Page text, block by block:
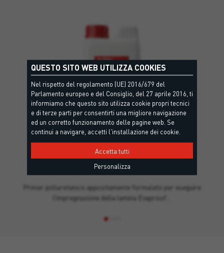
EVAPROOF PRIMER
Primer poliuretanico appositamente formulato per eseguire
l’impregnazione della lamina Evaproof…
QUESTO SITO WEB UTILIZZA COOKIES
Nel rispetto del regolamento (UE) 2016/679 del
Parlamento europeo e del Consiglio, del 27 aprile 2016, ti
informiamo che questo sito utilizza cookie propri tecnici
e di terze parti per consentirti una migliore navigazione
ed un corretto funzionamento delle pagine web. Se
continui a navigare, accetti l'installazione dei cookie.
Accetta tutti
Personalizza